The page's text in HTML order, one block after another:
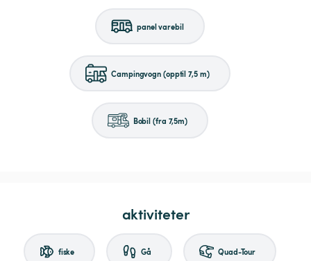
panel varebil
Campingvogn (opptil 7,5 m)
Bobil (fra 7,5m)
aktiviteter
fiske Gå Quad-Tour